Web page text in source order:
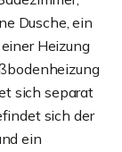
Dusche, ein
Heizung
sich separat
sich der
ein